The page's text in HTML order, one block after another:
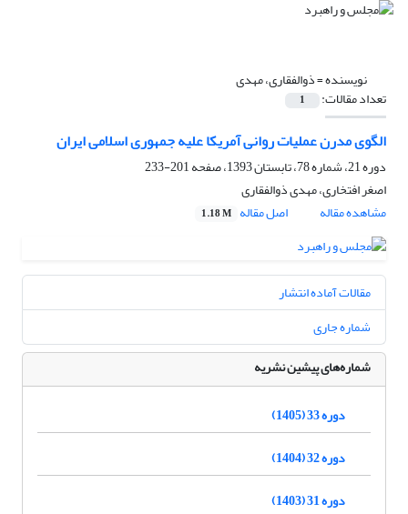
نویسنده =ذوالفقاری، مهدی
تعداد مقالات: 1
الگوی مدرن عملیات روانی آمریکا علیه جمهوری اسلامی ایران
دوره 21، شماره 78، تابستان 1393، صفحه
201-233
اصغر افتخاری، مهدی ذوالفقاری
مشاهده مقاله
اصل مقاله 1.18 M
مقالات آماده انتشار
شماره جاری
شماره‌های پیشین نشریه
دوره 33 (1405)
دوره 32 (1404)
دوره 31 (1403)